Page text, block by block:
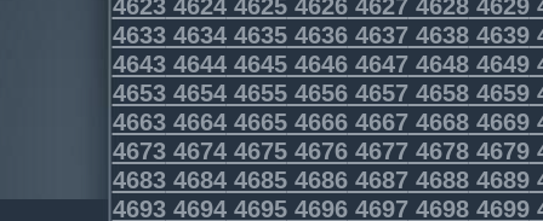
4633463446354636463746384639
4643464446454646464746484649
4653465446554656465746584659
4663466446654666466746684669
4673467446754676467746784679
4683468446854686468746884689
4693469446954696469746984699